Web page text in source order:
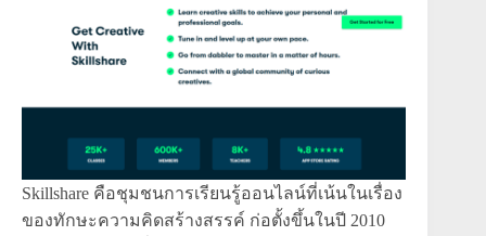
Skillshare คือชุมชนการเรียนรู้ออนไลน์ที่เน้นในเรื่อง
ของทักษะความคิดสร้างสรรค์ ก่อตั้งขึ้นในปี 2010